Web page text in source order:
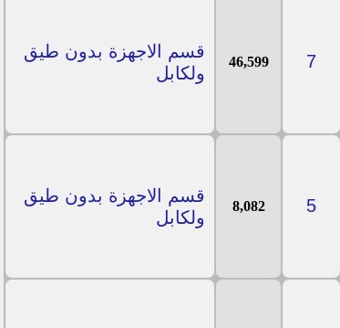
7
46,599
قسم الاجهزة بدون طيق
ولكابل
5
8,082
قسم الاجهزة بدون طيق
ولكابل